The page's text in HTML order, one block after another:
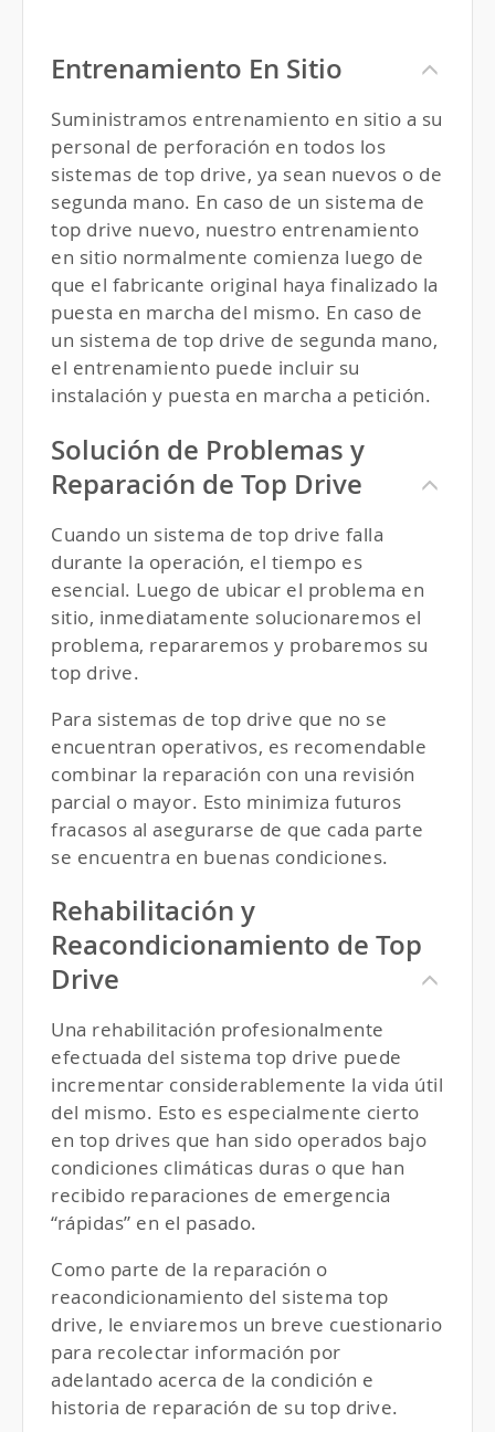
Entrenamiento En Sitio
Suministramos entrenamiento en sitio a su
personal de perforación en todos los
sistemas de top drive, ya sean nuevos o de
segunda mano. En caso de un sistema de
top drive nuevo, nuestro entrenamiento
en sitio normalmente comienza luego de
que el fabricante original haya finalizado la
puesta en marcha del mismo. En caso de
un sistema de top drive de segunda mano,
el entrenamiento puede incluir su
instalación y puesta en marcha a petición.
Solución de Problemas y
Reparación de Top Drive
Cuando un sistema de top drive falla
durante la operación, el tiempo es
esencial. Luego de ubicar el problema en
sitio, inmediatamente solucionaremos el
problema, repararemos y probaremos su
top drive.
Para sistemas de top drive que no se
encuentran operativos, es recomendable
combinar la reparación con una revisión
parcial o mayor. Esto minimiza futuros
fracasos al asegurarse de que cada parte
se encuentra en buenas condiciones.
Rehabilitación y
Reacondicionamiento de Top
Drive
Una rehabilitación profesionalmente
efectuada del sistema top drive puede
incrementar considerablemente la vida útil
del mismo. Esto es especialmente cierto
en top drives que han sido operados bajo
condiciones climáticas duras o que han
recibido reparaciones de emergencia
“rápidas” en el pasado.
Como parte de la reparación o
reacondicionamiento del sistema top
drive, le enviaremos un breve cuestionario
para recolectar información por
adelantado acerca de la condición e
historia de reparación de su top drive.